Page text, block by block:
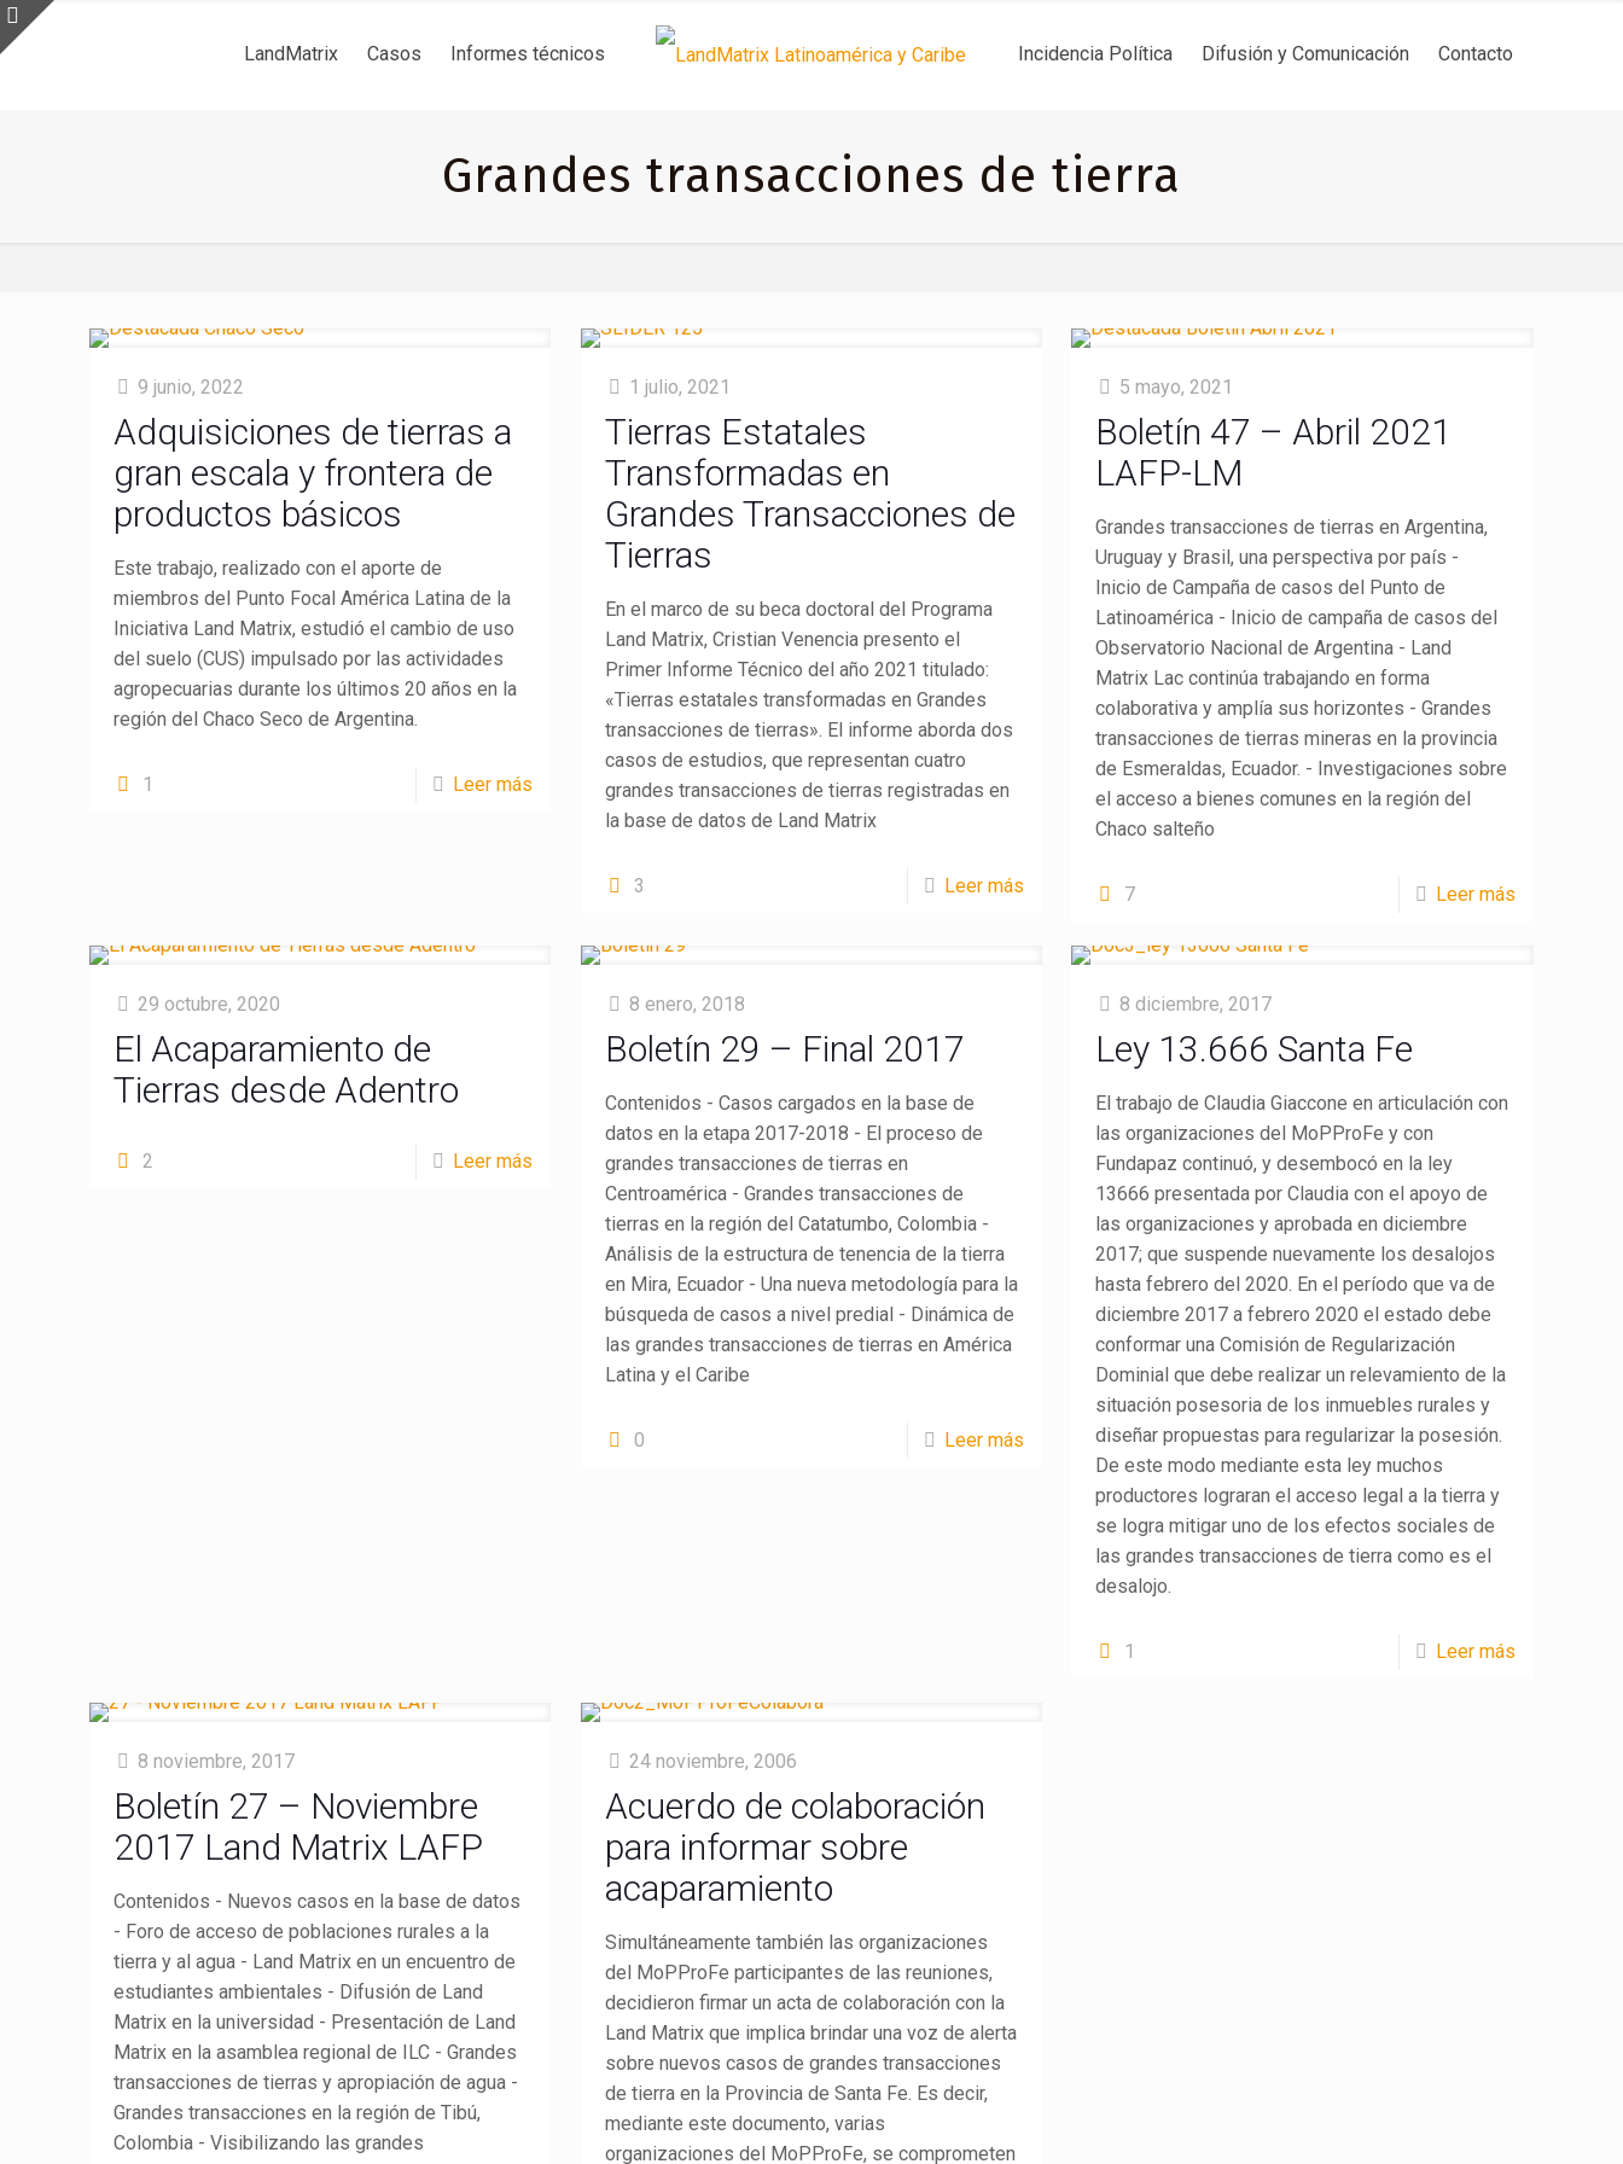
LandMatrix Casos Informes técnicos Incidencia Política Difusión y Comunicación Contacto
Grandes transacciones de tierra
9 junio, 2022
Adquisiciones de tierras a
gran escala y frontera de
productos básicos
Este trabajo, realizado con el aporte de
miembros del Punto Focal América Latina de la
Iniciativa Land Matrix, estudió el cambio de uso
del suelo (CUS) impulsado por las actividades
agropecuarias durante los últimos 20 años en la
región del Chaco Seco de Argentina.
1 Leer más
1 julio, 2021
Tierras Estatales
Transformadas en
Grandes Transacciones de
Tierras
En el marco de su beca doctoral del Programa
Land Matrix, Cristian Venencia presento el
Primer Informe Técnico del año 2021 titulado:
«Tierras estatales transformadas en Grandes
transacciones de tierras». El informe aborda dos
casos de estudios, que representan cuatro
grandes transacciones de tierras registradas en
la base de datos de Land Matrix
3 Leer más
5 mayo, 2021
Boletín 47 – Abril 2021
LAFP-LM
Grandes transacciones de tierras en Argentina,
Uruguay y Brasil, una perspectiva por país -
Inicio de Campaña de casos del Punto de
Latinoamérica - Inicio de campaña de casos del
Observatorio Nacional de Argentina - Land
Matrix Lac continúa trabajando en forma
colaborativa y amplía sus horizontes - Grandes
transacciones de tierras mineras en la provincia
de Esmeraldas, Ecuador. - Investigaciones sobre
el acceso a bienes comunes en la región del
Chaco salteño
7 Leer más
29 octubre, 2020
El Acaparamiento de
Tierras desde Adentro
2 Leer más
8 enero, 2018
Boletín 29 – Final 2017
Contenidos - Casos cargados en la base de
datos en la etapa 2017-2018 - El proceso de
grandes transacciones de tierras en
Centroamérica - Grandes transacciones de
tierras en la región del Catatumbo, Colombia -
Análisis de la estructura de tenencia de la tierra
en Mira, Ecuador - Una nueva metodología para la
búsqueda de casos a nivel predial - Dinámica de
las grandes transacciones de tierras en América
Latina y el Caribe
0 Leer más
8 diciembre, 2017
Ley 13.666 Santa Fe
El trabajo de Claudia Giaccone en articulación con
las organizaciones del MoPProFe y con
Fundapaz continuó, y desembocó en la ley
13666 presentada por Claudia con el apoyo de
las organizaciones y aprobada en diciembre
2017; que suspende nuevamente los desalojos
hasta febrero del 2020. En el período que va de
diciembre 2017 a febrero 2020 el estado debe
conformar una Comisión de Regularización
Dominial que debe realizar un relevamiento de la
situación posesoria de los inmuebles rurales y
diseñar propuestas para regularizar la posesión.
De este modo mediante esta ley muchos
productores lograran el acceso legal a la tierra y
se logra mitigar uno de los efectos sociales de
las grandes transacciones de tierra como es el
desalojo.
1 Leer más
8 noviembre, 2017
Boletín 27 – Noviembre
2017 Land Matrix LAFP
Contenidos - Nuevos casos en la base de datos
- Foro de acceso de poblaciones rurales a la
tierra y al agua - Land Matrix en un encuentro de
estudiantes ambientales - Difusión de Land
Matrix en la universidad - Presentación de Land
Matrix en la asamblea regional de ILC - Grandes
transacciones de tierras y apropiación de agua -
Grandes transacciones en la región de Tibú,
Colombia - Visibilizando las grandes
24 noviembre, 2006
Acuerdo de colaboración
para informar sobre
acaparamiento
Simultáneamente también las organizaciones
del MoPProFe participantes de las reuniones,
decidieron firmar un acta de colaboración con la
Land Matrix que implica brindar una voz de alerta
sobre nuevos casos de grandes transacciones
de tierra en la Provincia de Santa Fe. Es decir,
mediante este documento, varias
organizaciones del MoPProFe, se comprometen